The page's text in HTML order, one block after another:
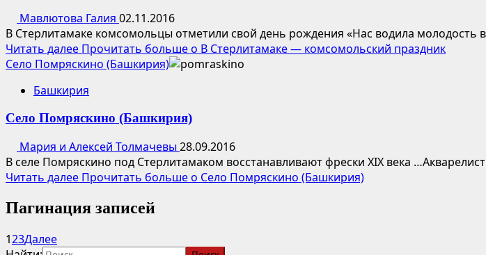
Мавлютова Галия 02.11.2016
В Стерлитамаке комсомольцы отметили свой день рождения «Нас водила молодость
Читать далее Прочитать больше о В Стерлитамаке — комсомольский праздник
Село Помряскино (Башкирия)
Башкирия
Село Помряскино (Башкирия)
Мария и Алексей Толмачевы 28.09.2016
В селе Помряскино под Стерлитамаком восстанавливают фрески XIX века
Читать далее Прочитать больше о Село Помряскино (Башкирия)
Пагинация записей
123Далее